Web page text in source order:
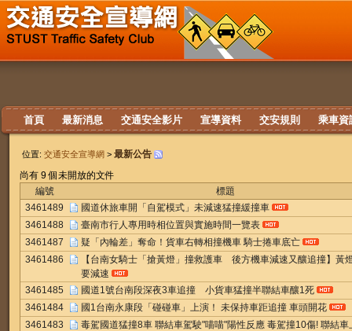
首頁 最新消息 交通安全影片 宣導資料 交安規則 乘車資
位置: 交通安全宣導網 > 最新公告
尚有 9 個未開放的文件
編號
標題
3461489
國道休旅車開「自駕模式」未減速猛撞緩撞車
3461488
臺南市行人專用時相位置與實施時間一覽表
3461487
疑「內輪差」奪命！貨車右轉相撞機車 騎士捲車底亡
3461486
【台南女騎士「搶黃燈」撞救護車 後方機車減速又釀追撞】黃
要減速
3461485
國道1號台南段深夜3車追撞 小貨車猛撞半聯結車釀1死
3461484
國1台南永康段「碰碰車」上演！ 未保持車距追撞 車頭開花
3461483
毒駕國道猛撞8車 聯結車駕駛"喵喵"陽性反應 毒駕撞10傷! 聯結車